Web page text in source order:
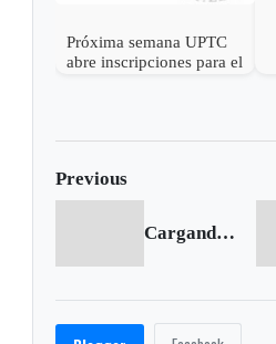
Próxima semana UPTC
abre inscripciones para el
Previous
Cargando anterior...